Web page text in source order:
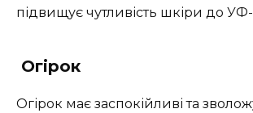
підвищує чутливість шкіри до
Огірок
Огірок має заспокійливі та